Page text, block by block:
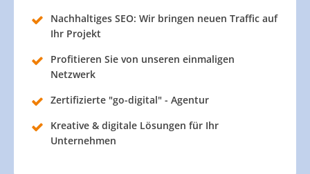
Nachhaltiges SEO: Wir bringen neuen Traffic auf
Ihr Projekt
Profitieren Sie von unseren einmaligen
Netzwerk
Zertifizierte "go-digital" - Agentur
Kreative & digitale Lösungen für Ihr
Unternehmen